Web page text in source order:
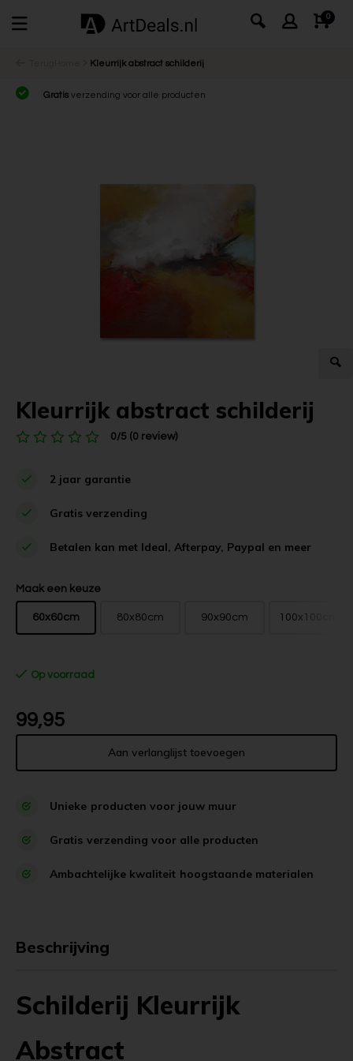
0
Kleurrijk abstract schilderij
Gratis verzending voor alle producten
Kleurrijk abstract schilderij
0/5 (0 review)
2 jaar garantie
Gratis verzending
Betalen kan met Ideal, Afterpay, Paypal en meer
Maak een keuze
60x60cm 80x80cm 90x90cm 100x100cm
Op voorraad
99,95
Aan verlanglijst toevoegen
Unieke producten voor jouw muur
Gratis verzending voor alle producten
Ambachtelijke kwaliteit hoogstaande materialen
Beschrijving
Schilderij Kleurrijk
Abstract